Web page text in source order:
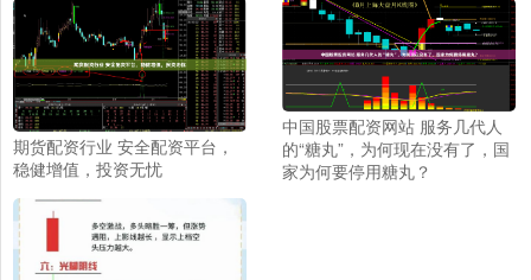
期货配资行业 安全配资平台，
稳健增值，投资无忧
中国股票配资网站 服务几代人
的“糖丸”，为何现在没有了，国
家为何要停用糖丸？